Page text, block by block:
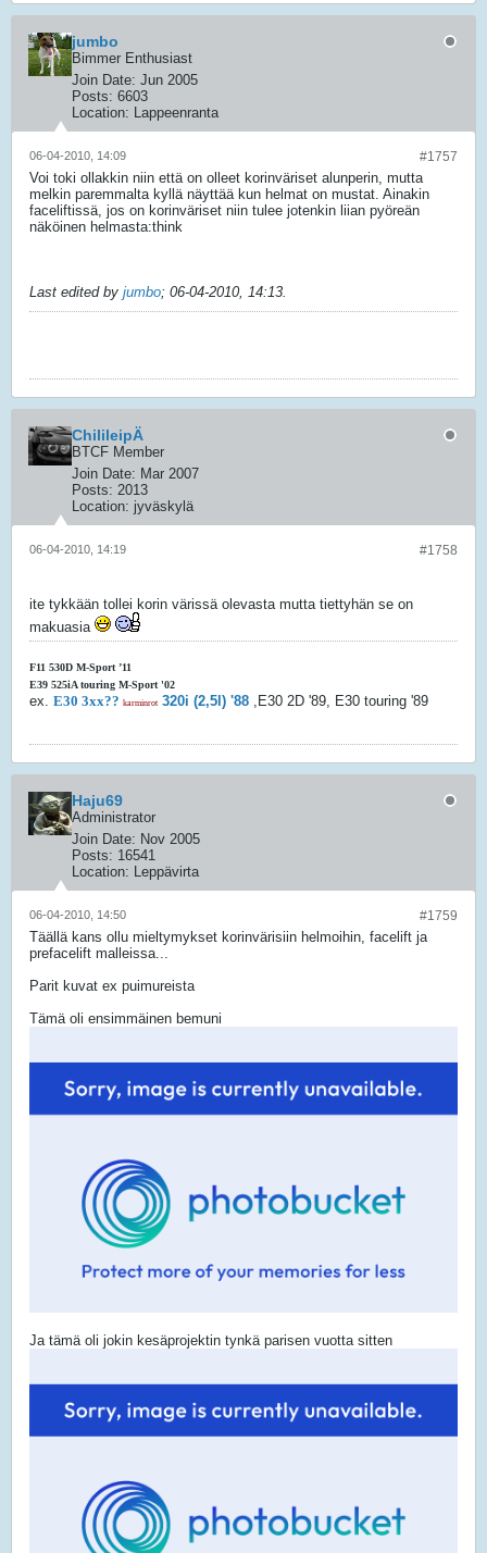
jumbo
Bimmer Enthusiast
Join Date: Jun 2005
Posts: 6603
Location: Lappeenranta
#1757
06-04-2010, 14:09
Voi toki ollakkin niin että on olleet korinväriset alunperin, mutta
melkin paremmalta kyllä näyttää kun helmat on mustat. Ainakin
faceliftissä, jos on korinväriset niin tulee jotenkin liian pyöreän
näköinen helmasta:think
Last edited by jumbo; 06-04-2010, 14:13.
ChilileipÄ
BTCF Member
Join Date: Mar 2007
Posts: 2013
Location: jyväskylä
#1758
06-04-2010, 14:19
ite tykkään tollei korin värissä olevasta mutta tiettyhän se on
makuasia
F11 530D M-Sport ’11
E39 525iA touring M-Sport '02
ex. E30 3xx?? karminrot 320i (2,5l) '88 ,E30 2D '89, E30 touring '89
Haju69
Administrator
Join Date: Nov 2005
Posts: 16541
Location: Leppävirta
#1759
06-04-2010, 14:50
Täällä kans ollu mieltymykset korinvärisiin helmoihin, facelift ja
prefacelift malleissa...
Parit kuvat ex puimureista
Tämä oli ensimmäinen bemuni
Ja tämä oli jokin kesäprojektin tynkä parisen vuotta sitten